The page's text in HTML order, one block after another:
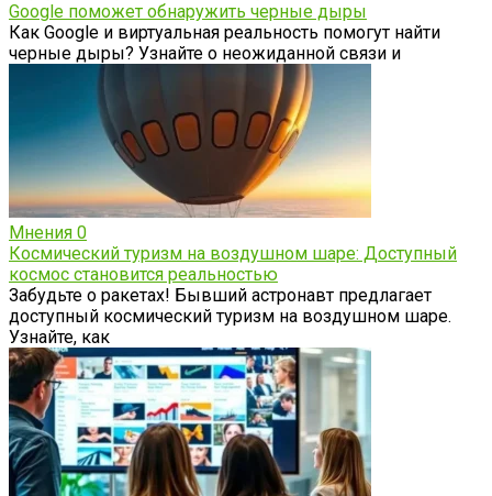
Google поможет обнаружить черные дыры
Как Google и виртуальная реальность помогут найти
черные дыры? Узнайте о неожиданной связи и
Мнения 0
Космический туризм на воздушном шаре: Доступный
космос становится реальностью
Забудьте о ракетах! Бывший астронавт предлагает
доступный космический туризм на воздушном шаре.
Узнайте, как